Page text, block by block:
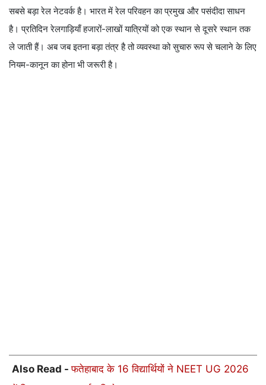
सबसे बड़ा रेल नेटवर्क है। भारत में रेल परिवहन का प्रमुख और पसंदीदा साधन
है। प्रतिदिन रेलगाड़ियाँ हजारों-लाखों यात्रियों को एक स्थान से दूसरे स्थान तक
ले जाती हैं। अब जब इतना बड़ा तंत्र है तो व्यवस्था को सुचारु रूप से चलाने के लिए
नियम-कानून का होना भी जरूरी है।
Also Read -फतेहाबाद के 16 विद्यार्थियों ने NEET UG 2026